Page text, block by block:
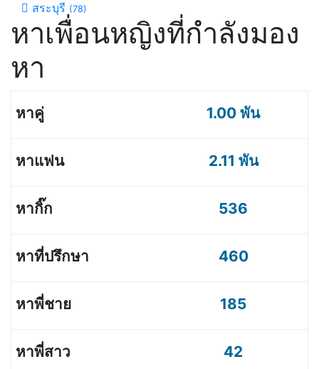
สระบุรี (78)
หาเพื่อนหญิงที่กำลังมอง
หา
1.00 พัน
2.11 พัน
536
460
185
42